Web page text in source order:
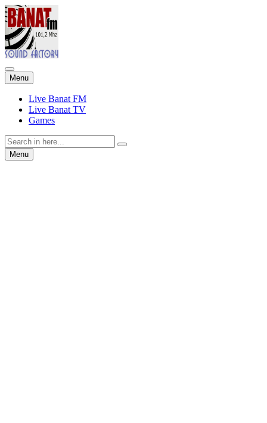
Menu Skip
to
content
Live Banat FM
Live Banat TV
Games
Search
for:Menu Skip
to